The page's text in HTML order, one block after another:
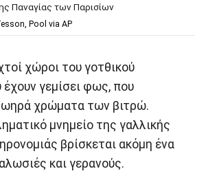
Παναγίας των Παρισίων
Pool via AP
χώροι του γοτθικού
έχουν γεμίσει φως, που
χρώματα των βιτρώ.
μνημείο της γαλλικής
βρίσκεται ακόμη ένα
και γερανούς.